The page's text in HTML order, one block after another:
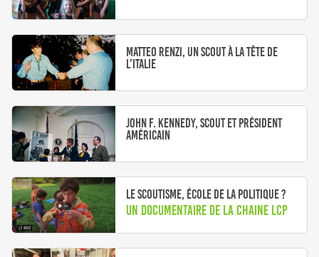
Matteo Renzi, un scout à la tête de
l’Italie
John F. Kennedy, scout et président
américain
Le scoutisme, école de la politique ?
Un documentaire de la chaine LCP